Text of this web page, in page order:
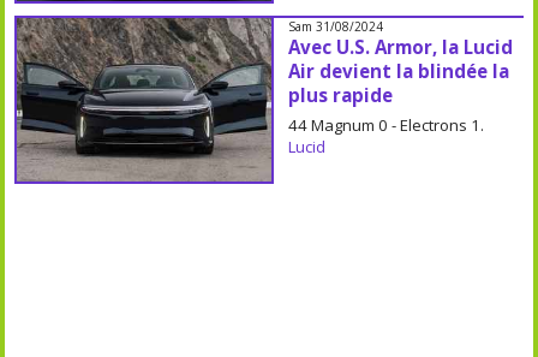
Sam 31/08/2024
Avec U.S. Armor, la Lucid
Air devient la blindée la
plus rapide
44 Magnum 0 - Electrons 1.
Lucid